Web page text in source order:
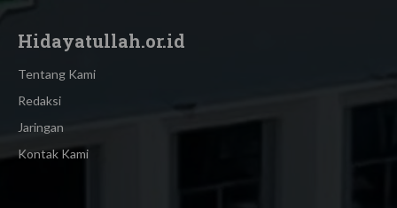
Hidayatullah.or.id
Tentang Kami
Redaksi
Jaringan
Kontak Kami